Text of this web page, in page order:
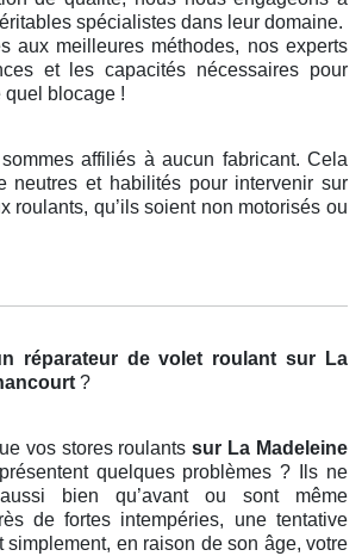
spécialistes dans leur domaine.
aux meilleures méthodes, nos experts
et les capacités nécessaires pour
quel blocage !
affiliés à aucun fabricant. Cela
neutres et habilités pour intervenir sur
roulants, qu’ils soient non motorisés ou
réparateur de volet roulant sur La
?
vos stores roulantssur La Madeleine
présentent quelques problèmes ? Ils ne
bien qu’avant ou sont même
de fortes intempéries, une tentative
simplement, en raison de son âge, votre